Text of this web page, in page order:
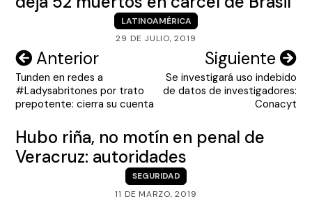
LATINOAMÉRICA
29 DE JULIO, 2019
Navegación
de
entradas
Anterior
Tunden en redes a
#Ladysabritones por trato
prepotente: cierra su cuenta
Siguiente
Se investigará uso indebido
de datos de investigadores:
Conacyt
Hubo riña, no motín en penal de
Veracruz: autoridades
SEGURIDAD
11 DE MARZO, 2019